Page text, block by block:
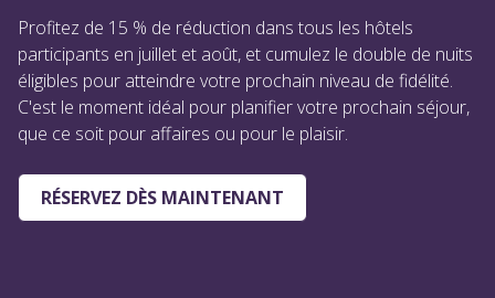
Profitez de 15 % de réduction dans tous les hôtels
participants en juillet et août, et cumulez le double de nuits
éligibles pour atteindre votre prochain niveau de fidélité.
C'est le moment idéal pour planifier votre prochain séjour,
que ce soit pour affaires ou pour le plaisir.
RÉSERVEZ DÈS MAINTENANT